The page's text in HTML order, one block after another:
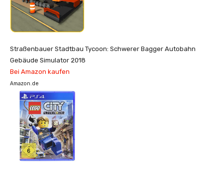
Straßenbauer Stadtbau Tycoon: Schwerer Bagger Autobahn
Gebäude Simulator 2018
Bei Amazon kaufen
Amazon.de